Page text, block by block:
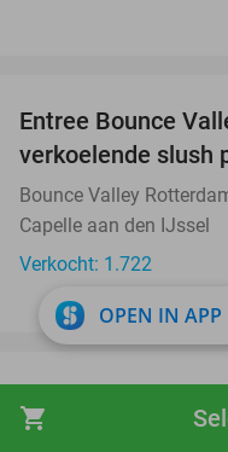
shopping_cart
Entree Bounce
verkoelende slush
Bounce Valley
Capelle aan den IJssel
Verkocht: 1.722
Paviljoen Stormvogel
OPEN IN APP